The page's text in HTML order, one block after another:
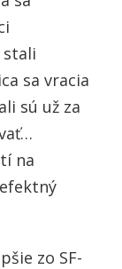
stali
sa vracia
sú už za
na
zo SF-